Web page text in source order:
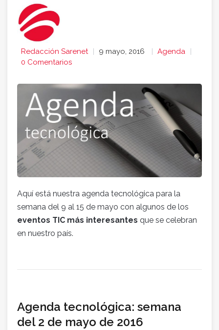
Redacción Sarenet 9 mayo, 2016
Agenda
0 Comentarios
Aquí está nuestra agenda tecnológica para la
semana del 9 al 15 de mayo con algunos de los
eventos TIC más interesantes que se celebran
en nuestro país.
Agenda tecnológica: semana
del 2 de mayo de 2016